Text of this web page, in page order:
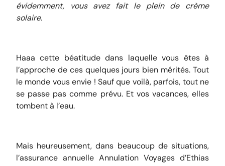
évidemment, vous avez fait le plein de crème
solaire.
Haaa cette béatitude dans laquelle vous êtes à
l’approche de ces quelques jours bien mérités. Tout
le monde vous envie ! Sauf que voilà, parfois, tout ne
se passe pas comme prévu. Et vos vacances, elles
tombent à l’eau.
Mais heureusement, dans beaucoup de situations,
l’assurance annuelle Annulation Voyages d’Ethias